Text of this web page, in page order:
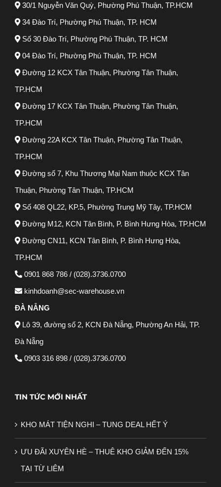
30/1 Nguyễn Văn Quỳ, Phường Phú Thuận, TP.HCM
34 Đào Trí, Phường Phú Thuận, TP. HCM
Số 30 Đào Trí, Phường Phú Thuận, TP. HCM
04 Đào Trí, Phường Phú Thuận, TP. HCM
Đường 12 KCX Tân Thuận, Phường Tân Thuận,
TP.HCM
Đường 17 KCX Tân Thuận, Phường Tân Thuận,
TP.HCM
Đường 22A KCX Tân Thuận, Phường Tân Thuận,
TP.HCM
Đường số 7, Khu Thương Mại Nam thuộc KCX Tân
Thuận, Phường Tân Thuận, TP.HCM
Số 408 QL22, KP.5, Phường Trung Mỹ Tây, TP.HCM
Đường M12, KCN Tân Bình, P. Bình Hưng Hòa, TP.HCM
Đường CN11, KCN Tân Bình, P. Bình Hưng Hòa,
TP.HCM
0901 868 786 / (028).3736.0700
kinhdoanh@sec-warehouse.vn
ĐÀ NẴNG
Lô 39, đường số 2, KCN Đà Nẵng, Phường An Hải, TP.
Đà Nẵng
0903 316 898 / (028).3736.0700
TIN TỨC MỚI NHẤT
KHO MÁT TIỆN NGHI – TUNG DEAL HẾT Ý
ƯU ĐÃI XUYÊN HÈ – THUÊ KHO GIẢM ĐẾN 15%
TẠI TỪ LIÊM